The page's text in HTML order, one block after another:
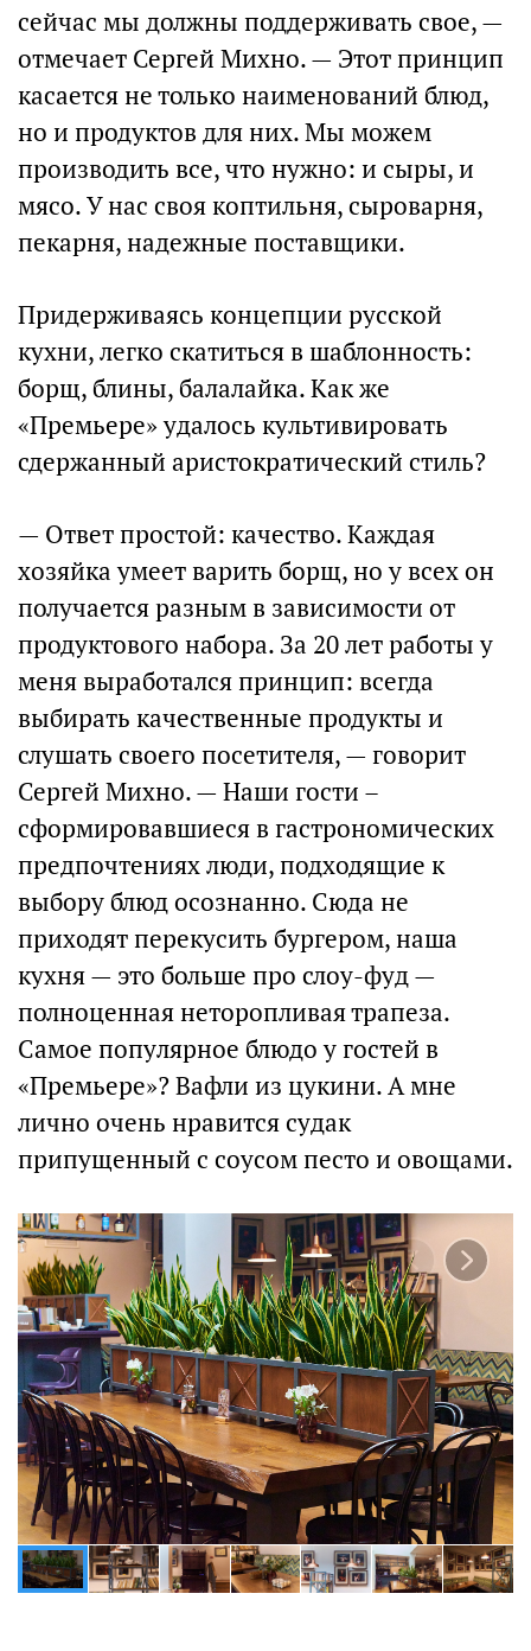
сейчас мы должны поддерживать свое, —
отмечает Сергей Михно. — Этот принцип
касается не только наименований блюд,
но и продуктов для них. Мы можем
производить все, что нужно: и сыры, и
мясо. У нас своя коптильня, сыроварня,
пекарня, надежные поставщики.
Придерживаясь концепции русской
кухни, легко скатиться в шаблонность:
борщ, блины, балалайка. Как же
«Премьере» удалось культивировать
сдержанный аристократический стиль?
— Ответ простой: качество. Каждая
хозяйка умеет варить борщ, но у всех он
получается разным в зависимости от
продуктового набора. За 20 лет работы у
меня выработался принцип: всегда
выбирать качественные продукты и
слушать своего посетителя, — говорит
Сергей Михно. — Наши гости –
сформировавшиеся в гастрономических
предпочтениях люди, подходящие к
выбору блюд осознанно. Сюда не
приходят перекусить бургером, наша
кухня — это больше про слоу-фуд —
полноценная неторопливая трапеза.
Самое популярное блюдо у гостей в
«Премьере»? Вафли из цукини. А мне
лично очень нравится судак
припущенный с соусом песто и овощами.